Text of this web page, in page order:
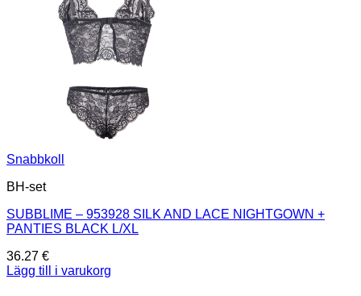
Snabbkoll
BH-set
SUBBLIME – 953928 SILK AND LACE NIGHTGOWN +
PANTIES BLACK L/XL
36.27 €
Lägg till i varukorg